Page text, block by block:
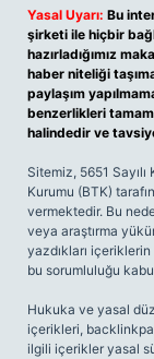
Yasal Uyarı: Bu
şirketi ile hiçbir
hazırladığımız
haber niteliği
paylaşım
benzerlikleri
halindedir ve
Sitemiz, 5651
Kurumu (BTK)
vermektedir. Bu
veya araştırma
yazdıkları
bu sorumluluğu
Hukuka ve yasal
içerikleri,
ilgili içerikler yasal